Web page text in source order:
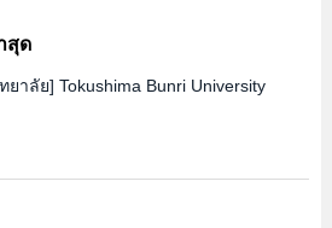
สุด
ยาลัย] Tokushima Bunri University